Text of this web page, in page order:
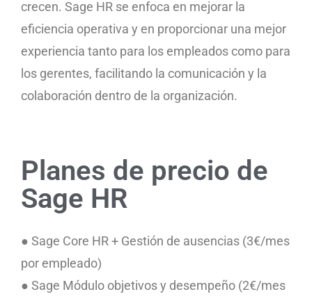
crecen. Sage HR se enfoca en mejorar la
eficiencia operativa y en proporcionar una mejor
experiencia tanto para los empleados como para
los gerentes, facilitando la comunicación y la
colaboración dentro de la organización.
Planes de precio de
Sage HR
● Sage Core HR + Gestión de ausencias (3€/mes
por empleado)
● Sage Módulo objetivos y desempeño (2€/mes